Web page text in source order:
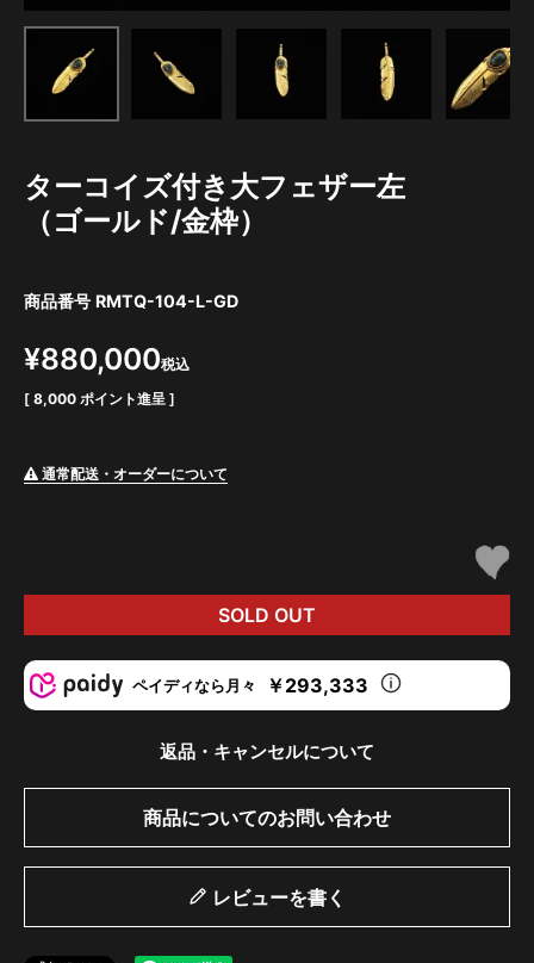
ターコイズ付き大フェザー左
（ゴールド/金枠）
商品番号 RMTQ-104-L-GD
¥880,000税込
[ 8,000 ポイント進呈 ]
通常配送・オーダーについて
SOLD OUT
ペイディなら月々 ￥293,333
返品・キャンセルについて
商品についてのお問い合わせ
レビューを書く